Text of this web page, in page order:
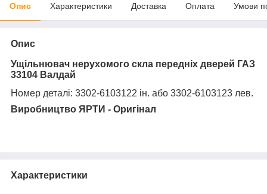
Опис Характеристики Доставка Оплата Умови
Опис
Ущільнювач нерухомого скла передніх дверей ГАЗ
33104 Валдай
Номер деталі: 3302-6103122 ін. або 3302-6103123 лев.
Виробництво ЯРТИ - Оригінал
Характеристики